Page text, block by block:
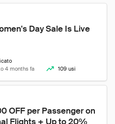
Day Sale Is Live
4 months fa
109 usi
OFF per Passenger on
Flights + Up to 20%